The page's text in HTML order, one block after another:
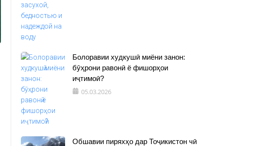
Болоравии худкушӣ миёни занон:
бӯҳрони равонӣ ё фишорҳои
иҷтимоӣ?
05.03.2026
Обшавии пиряхҳо дар Тоҷикистон чӣ